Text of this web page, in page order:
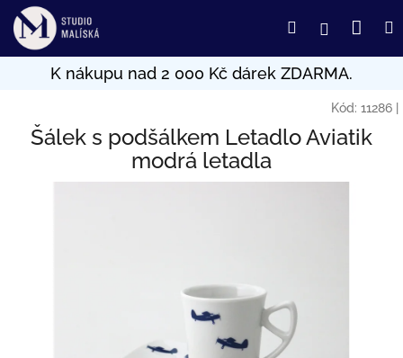
Přejít
obsah
HledatPřihlášení
Kód: 11286
Šálek s podšálkem Letadlo Aviatik
modrá letadla